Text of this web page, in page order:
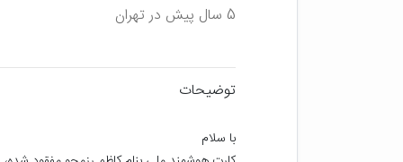
5 سال پیش در تهران
توضیحات